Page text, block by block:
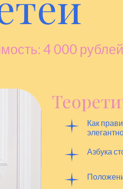
4 000 рублей
Как
Азбука